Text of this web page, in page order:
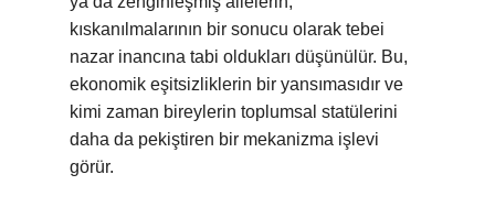
kıskanılmalarının bir sonucu olarak tebei
nazar inancına tabi oldukları düşünülür. Bu,
ekonomik eşitsizliklerin bir yansımasıdır ve
kimi zaman bireylerin toplumsal statülerini
daha da pekiştiren bir mekanizma işlevi
görür.